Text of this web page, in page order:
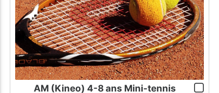
AM (Kineo) 4-8 ans Mini-tennis